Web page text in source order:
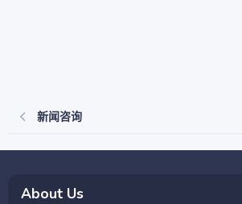
新闻咨询
About Us